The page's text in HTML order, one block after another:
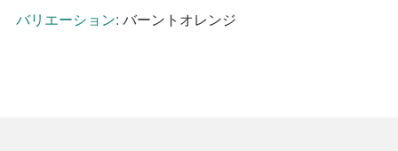
バーントオレンジ